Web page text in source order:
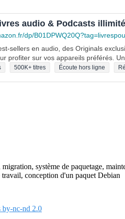
audio & Podcasts
dp/
sellers en audio, des Originals
profiter sur vos appareils préférés.
500K+ titres Écoute hors ligne
système de paquetage,
travail, conception d'un paquet Debian
by-nc-nd 2.0